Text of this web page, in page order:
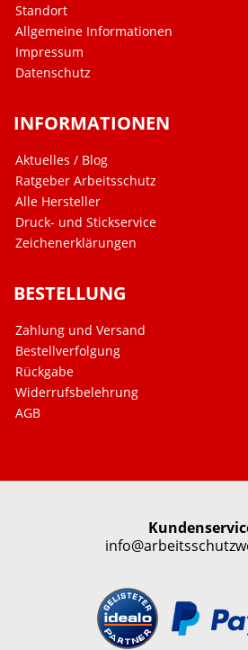
Standort
Allgemeine Informationen
Impressum
Datenschutz
INFORMATIONEN
Aktuelles / Blog
Ratgeber Arbeitsschutz
Alle Hersteller
Druck- und Stickservice
Zeichenerklärungen
BESTELLUNG
Zahlung und Versand
Bestellverfolgung
Rückgabe
Widerrufsbelehrung
AGB